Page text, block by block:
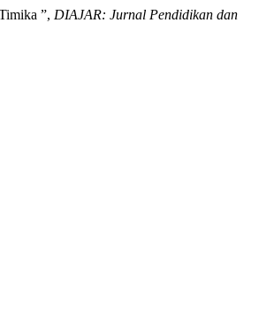
”, DIAJAR: Jurnal Pendidikan dan